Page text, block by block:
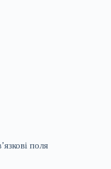
поля